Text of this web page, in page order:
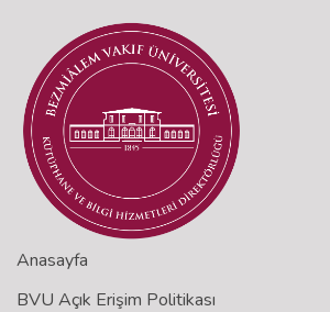
Anasayfa
BVU Açık Erişim Politikası